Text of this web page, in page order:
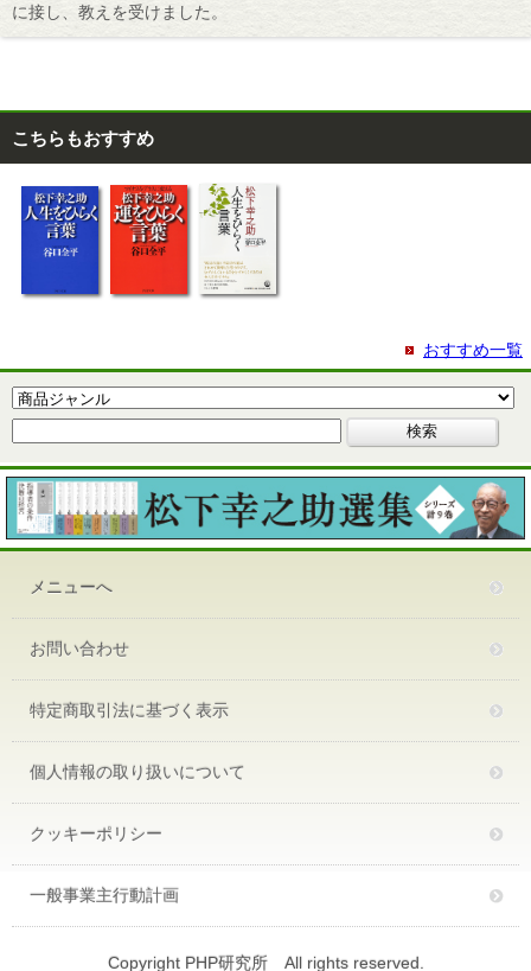
に接し、教えを受けました。
こちらもおすすめ
おすすめ一覧
メニューへ
お問い合わせ
特定商取引法に基づく表示
個人情報の取り扱いについて
クッキーポリシー
一般事業主行動計画
Copyright PHP研究所 All rights reserved.